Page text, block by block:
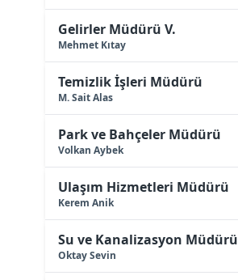
Gelirler Müdürü V.
Mehmet Kıtay
Temizlik İşleri Müdürü
M. Sait Alas
Park ve Bahçeler Müdürü
Volkan Aybek
Ulaşım Hizmetleri Müdürü
Kerem Anik
Su ve Kanalizasyon Müdürü
Oktay Sevin